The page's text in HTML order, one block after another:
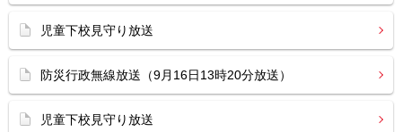
児童下校見守り放送
防災行政無線放送（9月16日13時20分放送）
児童下校見守り放送